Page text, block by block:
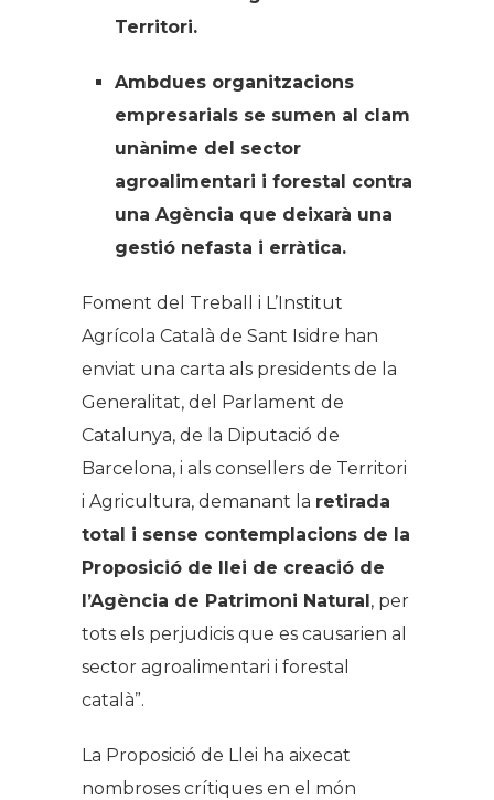
Territori.
Ambdues organitzacions
empresarials se sumen al clam
unànime del sector
agroalimentari i forestal contra
una Agència que deixarà una
gestió nefasta i erràtica.
Foment del Treball i L’Institut
Agrícola Català de Sant Isidre han
enviat una carta als presidents de la
Generalitat, del Parlament de
Catalunya, de la Diputació de
Barcelona, i als consellers de Territori
i Agricultura, demanant la retirada
total i sense contemplacions de la
Proposició de llei de creació de
l’Agència de Patrimoni Natural, per
tots els perjudicis que es causarien al
sector agroalimentari i forestal
català”.
La Proposició de Llei ha aixecat
nombroses crítiques en el món